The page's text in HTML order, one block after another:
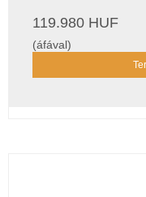
119.980 HUF
(áfával)